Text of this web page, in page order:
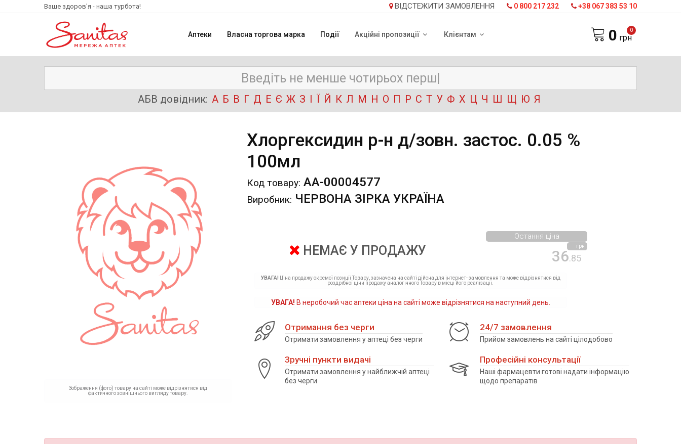
Ваше здоров'я - наша турбота! ВІДСТЕЖИТИ ЗАМОВЛЕННЯ 0 800 217 232 +38 067 383 53 10
Аптеки Власна торгова марка Події Акційні пропозиції Клієнтам
0
0 грн
АБВ довідник: А Б В Г Д Е Є Ж З І Ї Й К Л М Н О П Р С Т У Ф Х Ц Ч Ш Щ Ю Я
Зображення (фото) товару на сайті може відрізнятися від
фактичного зовнішнього вигляду товару.
Хлоргексидин р-н д/зовн. застос. 0.05 %
100мл
Код товару: АА-00004577
Виробник: ЧЕРВОНА ЗІРКА УКРАЇНА
НЕМАЄ У ПРОДАЖУ 36.85
грн
Остання ціна
УВАГА! Ціна продажу окремої позиції Товару, зазначена на сайті дійсна для інтернет- замовлення та може відрізнятися від
роздрібної ціни продажу аналогічного Товару в місці його реалізації.
УВАГА! В неробочий час аптеки ціна на сайті може відрізнятися на наступний день.
Отримання без черги
Отримати замовлення у аптеці без черги
24/7 замовлення
Прийом замовлень на сайті цілодобово
Зручні пункти видачі
Отримати замовлення у найближчій аптеці
без черги
Професійні консультації
Наші фармацевти готові надати інформацію
щодо препаратів